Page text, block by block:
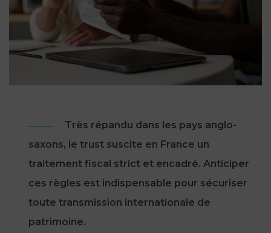
DU
TRAVAIL
RESPONSABILITÉ
& ASSURANCE
CONSOMMATION
DROIT
ADMINISTRATIF
SUCCESSION
CONSOMMATION
DROIT
DES
& ASSURANCE
IMMOBILIER
DROIT
AGN
AVOCATS
SERVICE
UPS
DONNÉES
PERSONNELLES
NOUS
CONNAÎTRE
EQUIPE
DIRIGEANTE
Nos
agences
09
72
34
24
Très répandu dans les pays anglo-
saxons, le trust suscite en France un
traitement fiscal strict et encadré. Anticiper
ces règles est indispensable pour sécuriser
toute transmission internationale de
patrimoine.